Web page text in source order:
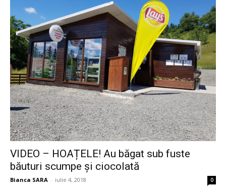
VIDEO – HOAȚELE! Au băgat sub fuste
băuturi scumpe și ciocolată
Bianca SARA - iulie 4, 2018 0